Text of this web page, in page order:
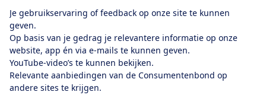
Je gebruikservaring of feedback op onze site te kunnen
geven.
Op basis van je gedrag je relevantere informatie op onze
website, app én via e-mails te kunnen geven.
YouTube-video’s te kunnen bekijken.
Relevante aanbiedingen van de Consumentenbond op
andere sites te krijgen.
app
Algemene Voorwaarden
Privacyverklaring
Cookiebeleid
Privacyvoorkeuren
Toegankelijkheid